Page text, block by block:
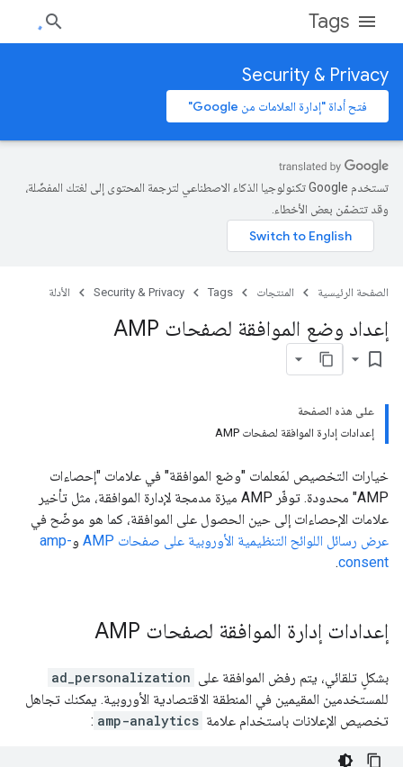
Tags
Security & Privacy
فتح أداة "إدارة العلامات من Google"
تستخدم Google تكنولوجيا الذكاء الاصطناعي لترجمة المحتوى إلى لغتك المفضّلة،
وقد تتضمّن بعض الأخطاء.
الصفحة الرئيسية المنتجات Tags
Security & Privacy الأدلة
إعداد وضع الموافقة لصفحات AMP
bookmark_border
على هذه الصفحة
إعدادات إدارة الموافقة لصفحات AMP
خيارات التخصيص لمَعلمات "وضع الموافقة" في علامات "إحصاءات
AMP" محدودة. توفّر AMP ميزة مدمجة لإدارة الموافقة، مثل تأخير
علامات الإحصاءات إلى حين الحصول على الموافقة، كما هو موضّح في
عرض رسائل اللوائح التنظيمية الأوروبية على صفحات AMP
وamp-
consent
.
إعدادات إدارة الموافقة لصفحات AMP
بشكلٍ تلقائي، يتم رفض الموافقة على ad_personalization
للمستخدمين المقيمين في المنطقة الاقتصادية الأوروبية. يمكنك تجاهل
تخصيص الإعلانات باستخدام علامة amp-analytics
: